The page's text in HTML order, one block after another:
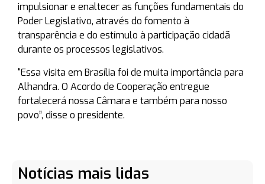
impulsionar e enaltecer as funções fundamentais do
Poder Legislativo, através do fomento à
transparência e do estímulo à participação cidadã
durante os processos legislativos.
“Essa visita em Brasília foi de muita importância para
Alhandra. O Acordo de Cooperação entregue
fortalecerá nossa Câmara e também para nosso
povo”, disse o presidente.
Notícias mais lidas